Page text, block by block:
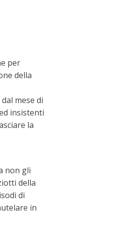
per
della
mese di
insistenti
la
non gli
della
di
in